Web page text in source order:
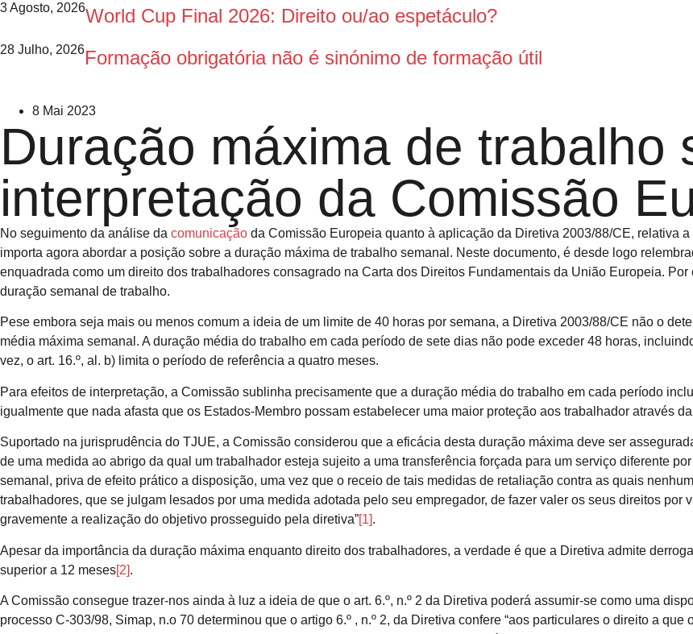
World Cup Final 2026: Direito ou/ao espetáculo?
3 Agosto, 2026
Formação obrigatória não é sinónimo de formação útil
28 Julho, 2026
8 Mai 2023
Duração máxima de trabalho
interpretação da Comissão
No seguimento da análise da comunicação da Comissão Europeia quanto à aplicação da Diretiva 2003/88/CE, relativa
importa agora abordar a posição sobre a duração máxima de trabalho semanal. Neste documento, é desde logo
enquadrada como um direito dos trabalhadores consagrado na Carta dos Direitos Fundamentais da União Europeia.
duração semanal de trabalho.
Pese embora seja mais ou menos comum a ideia de um limite de 40 horas por semana, a Diretiva 2003/88/CE não o
média máxima semanal. A duração média do trabalho em cada período de sete dias não pode exceder 48 horas,
vez, o art. 16.º, al. b) limita o período de referência a quatro meses.
Para efeitos de interpretação, a Comissão sublinha precisamente que a duração média do trabalho em cada período
igualmente que nada afasta que os Estados-Membro possam estabelecer uma maior proteção aos trabalhador através
Suportado na jurisprudência do TJUE, a Comissão considerou que a eficácia desta duração máxima deve ser
de uma medida ao abrigo da qual um trabalhador esteja sujeito a uma transferência forçada para um serviço diferente
semanal, priva de efeito prático a disposição, uma vez que o receio de tais medidas de retaliação contra as quais
trabalhadores, que se julgam lesados por uma medida adotada pelo seu empregador, de fazer valer os seus direitos
gravemente a realização do objetivo prosseguido pela diretiva”[1].
Apesar da importância da duração máxima enquanto direito dos trabalhadores, a verdade é que a Diretiva admite
superior a 12 meses[2].
A Comissão consegue trazer-nos ainda à luz a ideia de que o art. 6.º, n.º 2 da Diretiva poderá assumir-se como uma
processo C-303/98, Simap, n.o 70 determinou que o artigo 6.º , n.º 2, da Diretiva confere “aos particulares o direito a